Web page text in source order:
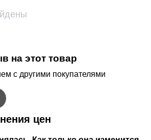
на этот товар
с другими покупателями
цен